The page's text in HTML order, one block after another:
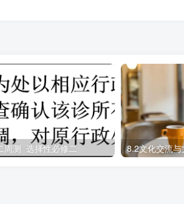
周测 选择性必修二